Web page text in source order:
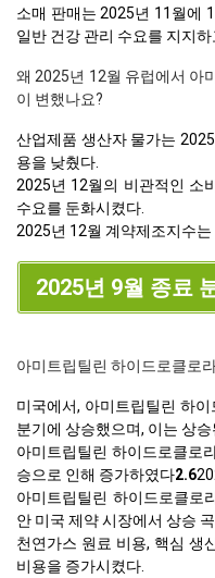
소매 판매는 2025년 11월에
일반 건강 관리 수요를 지지하
왜 2025년 12월 유럽에서 아
이 변했나요?
산업제품 생산자 물가는
용을 낮췄다.
2025년 12월의 비관적인 소
수요를 둔화시켰다.
2025년 12월 계약제조지수
2025년 9월 종료
아미트립틸린 하이드로클로
미국에서, 아미트립틸린 하
분기에 상승했으며, 이는 상
아미트립틸린 하이드로클로
승으로 인해 증가하였다2.6
아미트립틸린 하이드로클로
안 미국 제약 시장에서 상승
천연가스 원료 비용, 핵심 생
비용을 증가시켰다.